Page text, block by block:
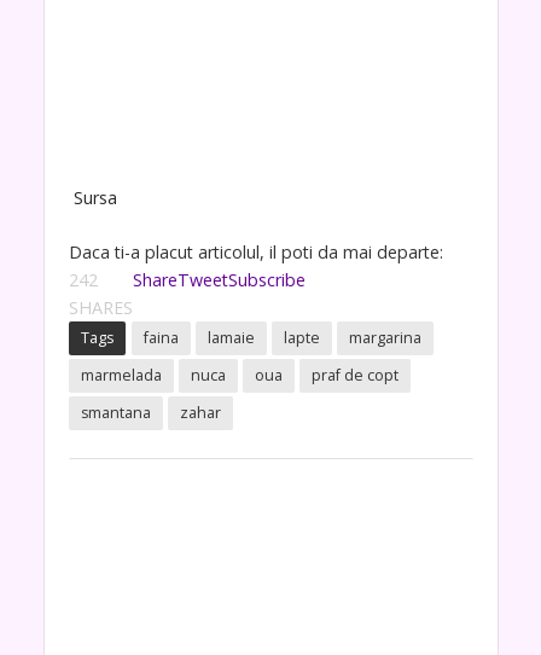
Sursa
Daca ti-a placut articolul, il poti da mai departe:
242
SHARES
ShareTweetSubscribe
Tags faina lamaie lapte
margarina
marmelada
nuca oua
praf de copt
smantana
zahar